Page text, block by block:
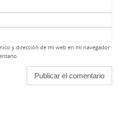
y dirección de mi web en mi navegador